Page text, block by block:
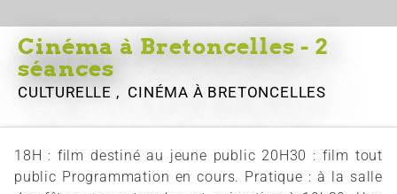
Cinéma à Bretoncelles - 2
séances
CULTURELLE , CINÉMA À BRETONCELLES
18H : film destiné au jeune public 20H30 : film tout
public Programmation en cours. Pratique : à la salle